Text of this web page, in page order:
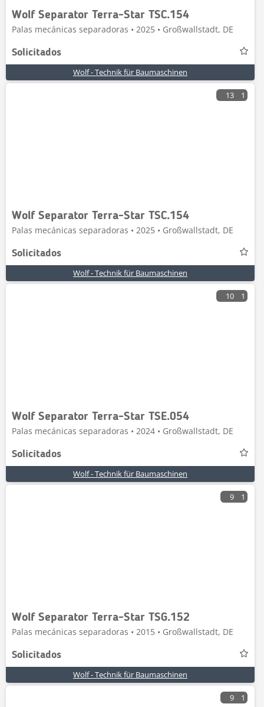
Wolf Separator Terra-Star TSC.154
Palas mecánicas separadoras • 2025 • Großwallstadt, DE
Solicitados
Wolf - Technik für Baumaschinen
13 1
Wolf Separator Terra-Star TSC.154
Palas mecánicas separadoras • 2025 • Großwallstadt, DE
Solicitados
Wolf - Technik für Baumaschinen
10 1
Wolf Separator Terra-Star TSE.054
Palas mecánicas separadoras • 2024 • Großwallstadt, DE
Solicitados
Wolf - Technik für Baumaschinen
9 1
Wolf Separator Terra-Star TSG.152
Palas mecánicas separadoras • 2015 • Großwallstadt, DE
Solicitados
Wolf - Technik für Baumaschinen
9 1